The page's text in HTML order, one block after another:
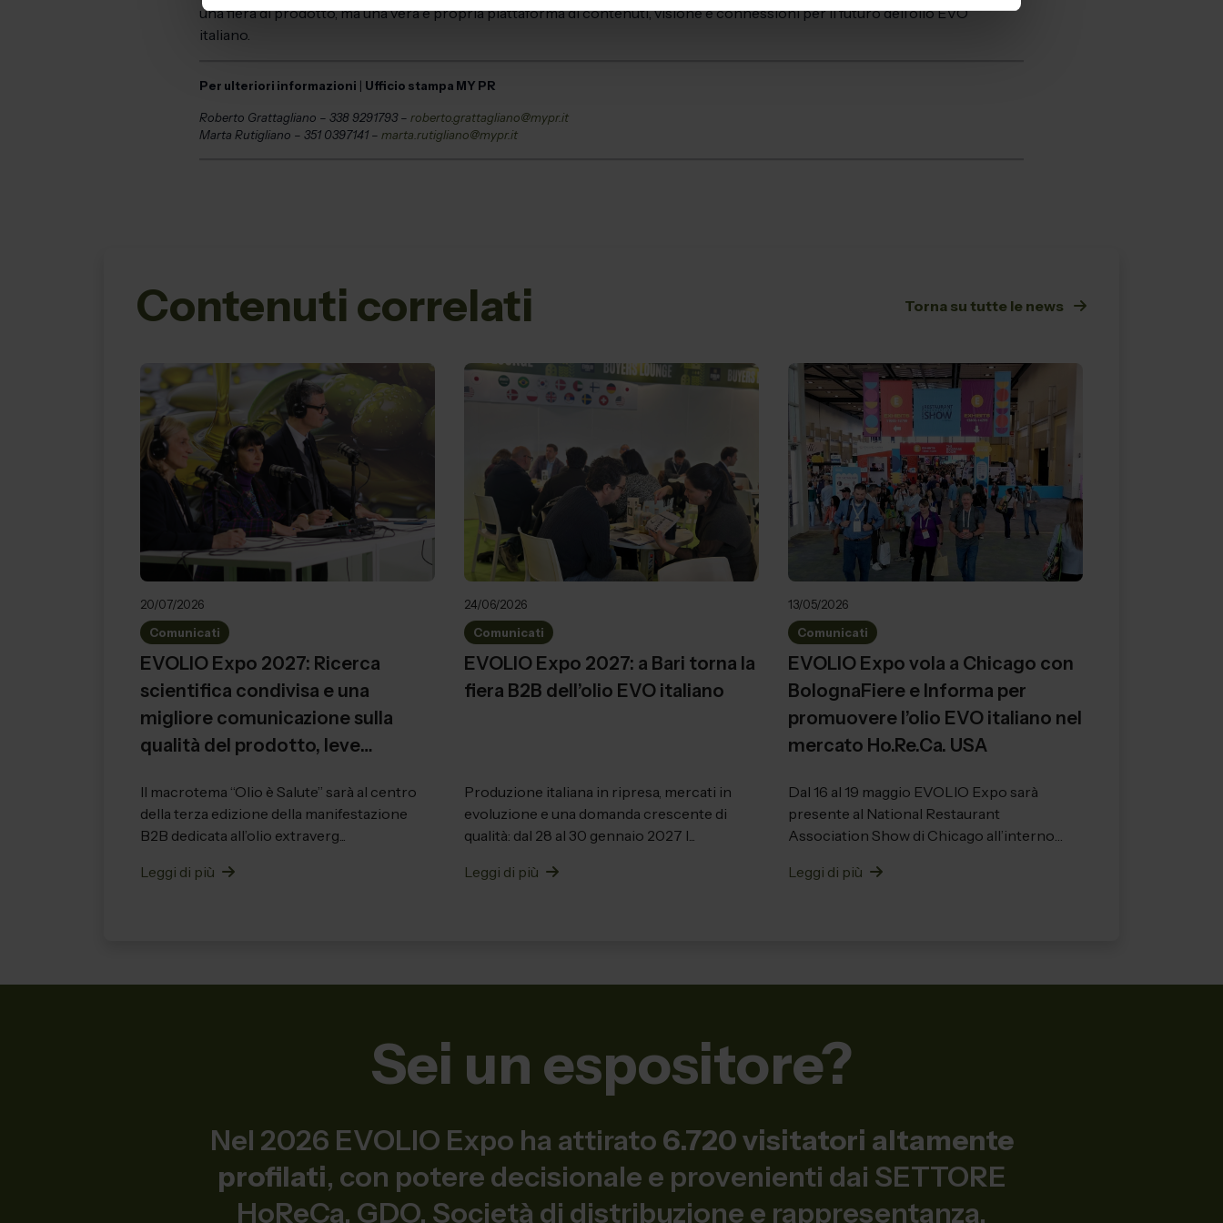
una fiera di prodotto, ma una vera e propria piattaforma di contenuti, visione e connessioni per il futuro dell’olio EVO
italiano.
Per ulteriori informazioni | Ufficio stampa MY PR
Roberto Grattagliano – 338 9291793 – roberto.grattagliano@mypr.it
Marta Rutigliano – 351 0397141 – marta.rutigliano@mypr.it
Contenuti correlati Torna su tutte le news
20/07/2026
Comunicati
EVOLIO Expo 2027: Ricerca
scientifica condivisa e una
migliore comunicazione sulla
qualità del prodotto, leve
l’intero settore
Il macrotema “Olio è Salute” sarà al centro
della terza edizione della manifestazione
B2B dedicata all’olio extraverg...
Leggi di più
24/06/2026
Comunicati
EVOLIO Expo 2027: a Bari torna la
fiera B2B dell’olio EVO italiano
Produzione italiana in ripresa, mercati in
evoluzione e una domanda crescente di
qualità: dal 28 al 30 gennaio 2027 l...
Leggi di più
13/05/2026
Comunicati
EVOLIO Expo vola a Chicago con
BolognaFiere e Informa per
promuovere l’olio EVO italiano nel
mercato Ho.Re.Ca. USA
Dal 16 al 19 maggio EVOLIO Expo sarà
presente al National Restaurant
Association Show di Chicago all’interno
Leggi di più
Sei un espositore?
Nel 2026 EVOLIO Expo ha attirato 6.720 visitatori altamente
profilati, con potere decisionale e provenienti dai SETTORE
HoReCa, GDO, Società di distribuzione e rappresentanza.